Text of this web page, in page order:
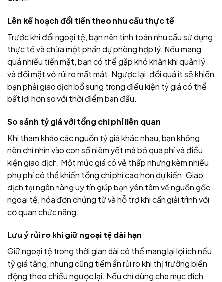
Lên kế hoạch đổi tiền theo nhu cầu thực tế
Trước khi đổi ngoại tệ, bạn nên tính toán nhu cầu sử dụng
thực tế và chừa một phần dự phòng hợp lý. Nếu mang
quá nhiều tiền mặt, bạn có thể gặp khó khăn khi quản lý
và đối mặt với rủi ro mất mát. Ngược lại, đổi quá ít sẽ khiến
bạn phải giao dịch bổ sung trong điều kiện tỷ giá có thể
bất lợi hơn so với thời điểm ban đầu.
So sánh tỷ giá với tổng chi phí liên quan
Khi tham khảo các nguồn tỷ giá khác nhau, bạn không
nên chỉ nhìn vào con số niêm yết mà bỏ qua phí và điều
kiện giao dịch. Một mức giá có vẻ thấp nhưng kèm nhiều
phụ phí có thể khiến tổng chi phí cao hơn dự kiến. Giao
dịch tại ngân hàng uy tín giúp bạn yên tâm về nguồn gốc
ngoại tệ, hóa đơn chứng từ và hỗ trợ khi cần giải trình với
cơ quan chức năng.
Lưu ý rủi ro khi giữ ngoại tệ dài hạn
Giữ ngoại tệ trong thời gian dài có thể mang lại lợi ích nếu
tỷ giá tăng, nhưng cũng tiềm ẩn rủi ro khi thị trường biến
động theo chiều ngược lại. Nếu chỉ dùng cho mục đích